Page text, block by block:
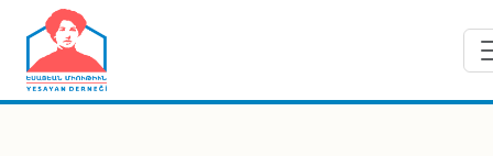
Skip to main content